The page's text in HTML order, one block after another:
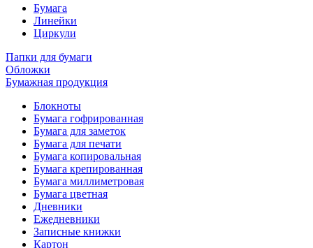
Бумага
Линейки
Циркули
Папки для бумаги
Обложки
Бумажная продукция
Блокноты
Бумага гофрированная
Бумага для заметок
Бумага для печати
Бумага копировальная
Бумага крепированная
Бумага миллиметровая
Бумага цветная
Дневники
Ежедневники
Записные книжки
Картон